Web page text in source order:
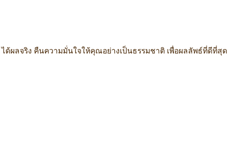
ได้ผลจริง คืนความมั่นใจให้คุณอย่างเป็นธรรมชาติ เพื่อผลลัพธ์ที่ดีที่สุด